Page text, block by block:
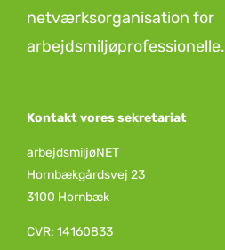
netværksorganisation for
arbejdsmiljøprofessionelle.
Kontakt vores sekretariat
arbejdsmiljøNET
Hornbækgårdsvej 23
3100 Hornbæk
CVR: 14160833